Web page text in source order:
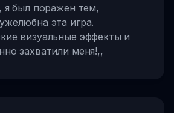
я был поражен тем,
эта игра.
визуальные эффекты и
захватили меня!,,